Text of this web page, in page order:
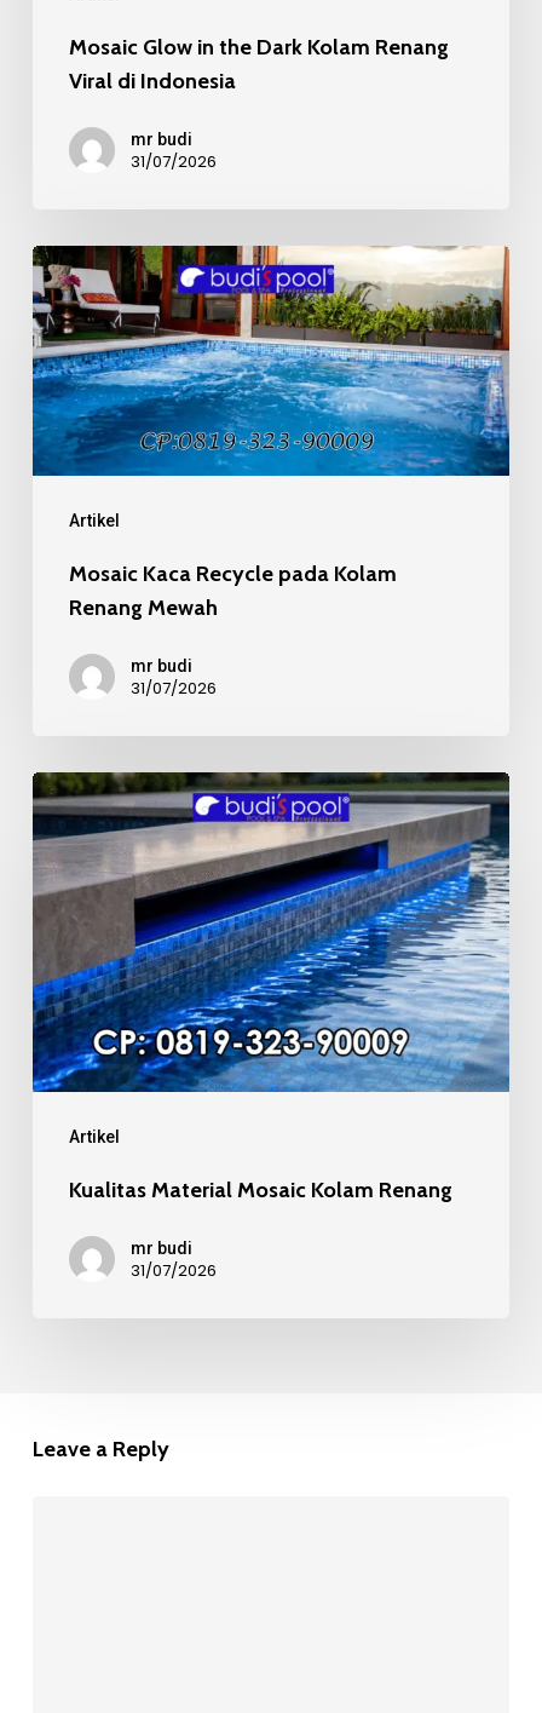
Mosaic Glow in the Dark Kolam Renang
Viral di Indonesia
mr budi
31/07/2026
Artikel
Mosaic
Kaca
Recycle
pada
Kolam
Renang
Mosaic Kaca Recycle pada Kolam
Renang Mewah
mr budi
31/07/2026
Artikel
Kualitas
Material
Mosaic
Kolam
Renang
Kualitas Material Mosaic Kolam Renang
mr budi
31/07/2026
Leave a Reply